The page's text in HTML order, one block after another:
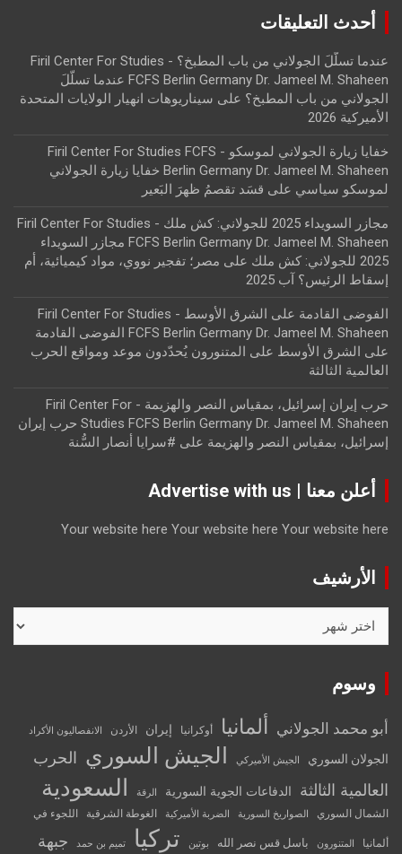
أحدث التعليقات
عندما تسلّلَ الجولاني من باب المطبخ؟ - Firil Center For Studies
FCFS Berlin Germany Dr. Jameel M. Shaheen عندما تسلّلَ
الجولاني من باب المطبخ؟ على سيناريوهات انهيار الولايات المتحدة
الأميركية 2026
خفايا زيارة الجولاني لموسكو - Firil Center For Studies FCFS
Berlin Germany Dr. Jameel M. Shaheen خفايا زيارة الجولاني
لموسكو سياسي على قسَد تقصمُ ظهرَ البَعير
مجازر السويداء 2025 للجولاني: كش ملك - Firil Center For Studies
FCFS Berlin Germany Dr. Jameel M. Shaheen مجازر السويداء
2025 للجولاني: كش ملك
على مصر؛ تفجير نووي، مواد كيميائية، أم
إسقاط الرئيس؟ آب 2025
الفوضى القادمة على الشرق الأوسط - Firil Center For Studies
FCFS Berlin Germany Dr. Jameel M. Shaheen الفوضى القادمة
على الشرق الأوسط على
المتنورون يُحدّدون موعد ومواقع الحرب
العالمية الثالثة
حرب إيران إسرائيل، بمقياس النصر والهزيمة - Firil Center For
Studies FCFS Berlin Germany Dr. Jameel M. Shaheen حرب إيران
إسرائيل، بمقياس النصر والهزيمة على #سرايا أنصار السُّنة
أعلن معنا | Advertise with us
Your website here Your website here Your website here
الأرشيف
وسوم
أبو محمد الجولاني ألمانيا أوكرانيا إيران الأردن الانفصاليون الأكراد
الجولان السوري الجيش الأميركي الجيش السوري الحرب
العالمية الثالثة
الدفاعات الجوية السورية الرقة السعودية
الشمال السوري الصواريخ السورية الضربة الأميركية الغوطة الشرقية اللجوء في
ألمانيا المتنورون باسل قس نصر الله بوتين تركيا تميم بن حمد جبهة